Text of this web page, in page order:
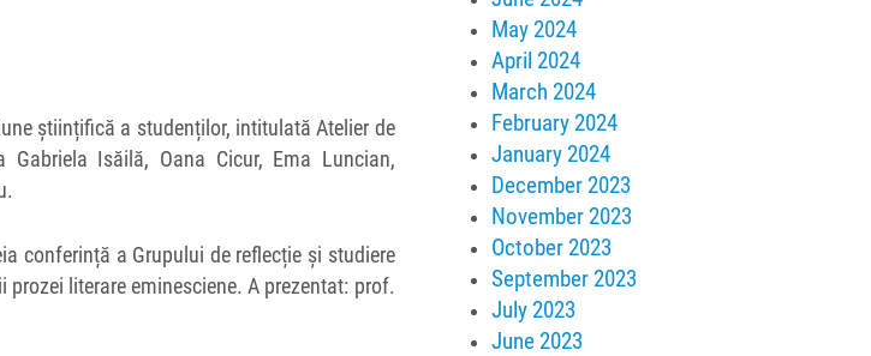
științifică a studenților, intitulată Atelier de
Gabriela Isăilă, Oana Cicur, Ema Luncian,
conferință a Grupului de reflecție și studiere
literare eminesciene. A prezentat: prof.
May 2024
April 2024
March 2024
February 2024
January 2024
December 2023
November 2023
October 2023
September 2023
July 2023
June 2023